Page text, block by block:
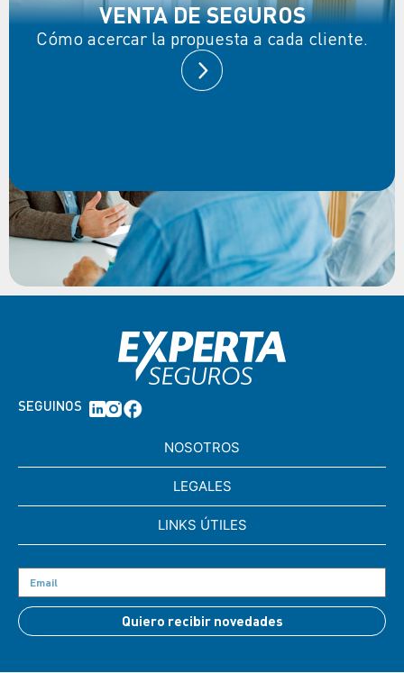
VENTA DE SEGUROS
Cómo acercar la propuesta a cada cliente.
SEGUINOS
NOSOTROS
LEGALES
LINKS ÚTILES
Quiero recibir novedades